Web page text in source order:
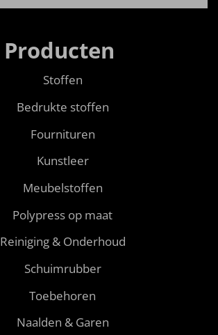
Producten
Stoffen
Bedrukte stoffen
Fournituren
Kunstleer
Meubelstoffen
Polypress op maat
Reiniging & Onderhoud
Schuimrubber
Toebehoren
Naalden & Garen